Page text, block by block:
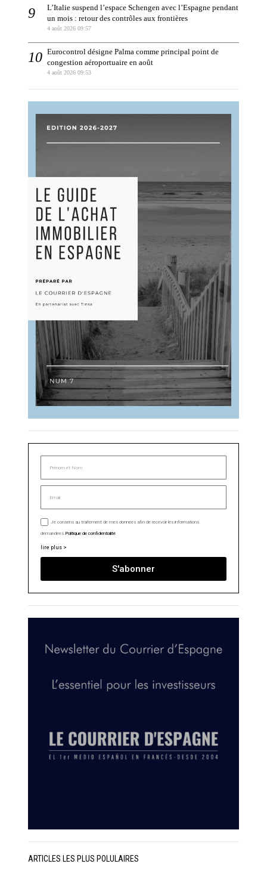
L’Italie suspend l’espace Schengen avec l’Espagne pendant
un mois : retour des contrôles aux frontières
4 août 2026 09:57
Eurocontrol désigne Palma comme principal point de
congestion aéroportuaire en août
4 août 2026 09:53
Je consens au traitement de mes données afin de recevoir les informations
demandées.Politique de confidentialité
lire plus >
S'abonner
ARTICLES LES PLUS POLULAIRES